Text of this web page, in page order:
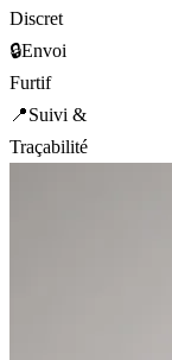
Discret
🔒Envoi
Furtif
📍Suivi &
Traçabilité